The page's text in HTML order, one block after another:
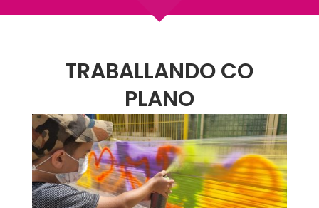
TRABALLANDO CO
PLANO